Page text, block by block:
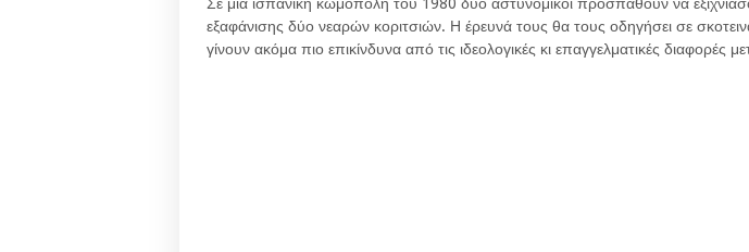
εξαφάνισης δύο νεαρών κοριτσιών. Η έρευνά τους θα τους οδηγήσει σε
γίνουν ακόμα πιο επικίνδυνα από τις ιδεολογικές κι επαγγελματικές διαφορές